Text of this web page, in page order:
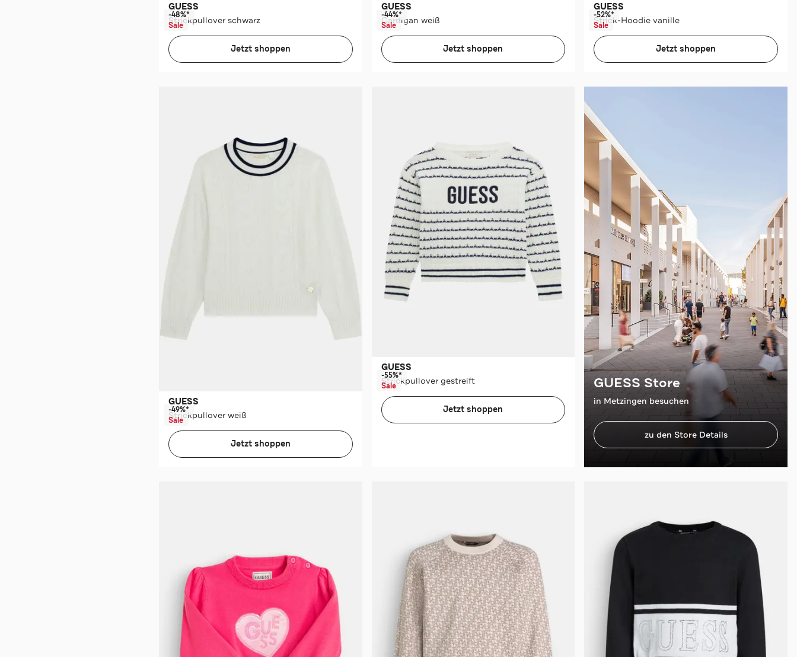
GUESS
Strickpullover schwarz
-48%*
Sale
Jetzt shoppen
GUESS
Cardigan weiß
-44%*
Sale
Jetzt shoppen
GUESS
Strick-Hoodie vanille
-52%*
Sale
Jetzt shoppen
GUESS
Strickpullover weiß
-49%*
Sale
Jetzt shoppen
GUESS
Strickpullover gestreift
-55%*
Sale
Jetzt shoppen
GUESS Store
in Metzingen besuchen
zu den Store Details